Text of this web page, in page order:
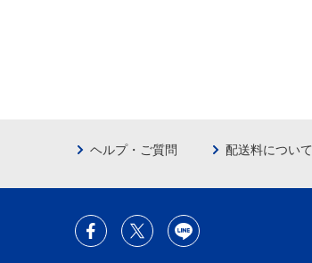
ヘルプ・ご質問 配送料について